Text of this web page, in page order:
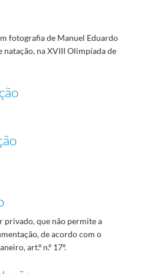
fotografia de Manuel Eduardo
na XVIII Olimpíada de
privado, que não permite a
de acordo com o
art.º n.º 17º.